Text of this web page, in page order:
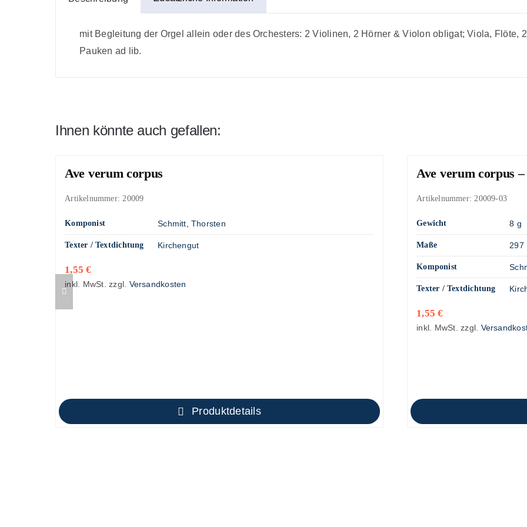
mit Begleitung der Orgel allein oder des Orchesters: 2 Violinen, 2 Hörner & Violon obligat; Viola, Flöte,
Pauken ad lib.
Ihnen könnte auch gefallen:
Ave verum corpus
Artikelnummer:20009
Komponist Schmitt, Thorsten
Texter / Textdichtung Kirchengut
1,55€
inkl. MwSt. zzgl. Versandkosten
Produktdetails
Ave verum corpus
Artikelnummer:20009-03
Gewicht 8 g
Maße 297
Komponist
Texter / Textdichtung
1,55€
inkl. MwSt. zzgl.